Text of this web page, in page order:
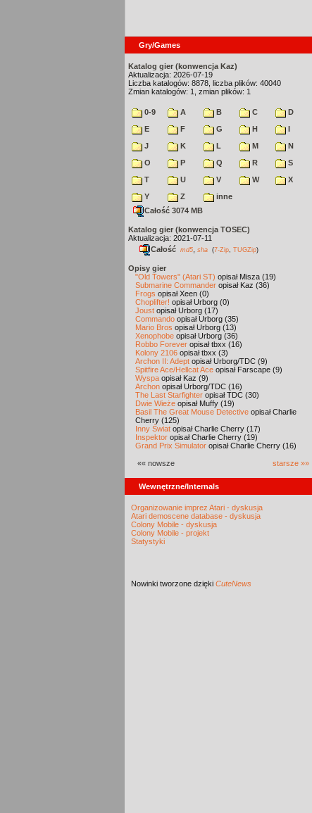
Gry/Games
Katalog gier (konwencja Kaz)
Aktualizacja: 2026-07-19
Liczba katalogów: 8878, liczba plików: 40040
Zmian katalogów: 1, zmian plików: 1
0-9 A B C
D
E
F G H
I
J
K L M
N
O
P Q R
S
T
U V W
X
Y
Z
inne
Całość 3074 MB
Katalog gier (konwencja TOSEC)
Aktualizacja: 2021-07-11
Całość md5 sha (7-Zip TUGZip)
Opisy gier
"Old Towers" (Atari ST) opisał Misza (19)
Submarine Commander opisał Kaz (36)
Frogs opisał Xeen (0)
Choplifter! opisał Urborg (0)
Joust opisał Urborg (17)
Commando opisał Urborg (35)
Mario Bros opisał Urborg (13)
Xenophobe opisał Urborg (36)
Robbo Forever opisał tbxx (16)
Kolony 2106 opisał tbxx (3)
Archon II: Adept opisał Urborg/TDC (9)
Spitfire Ace/Hellcat Ace opisał Farscape (9)
Wyspa opisał Kaz (9)
Archon opisał Urborg/TDC (16)
The Last Starfighter opisał TDC (30)
Dwie Wieże opisał Muffy (19)
Basil The Great Mouse Detective opisał Charlie
Cherry (125)
Inny Świat opisał Charlie Cherry (17)
Inspektor opisał Charlie Cherry (19)
Grand Prix Simulator opisał Charlie Cherry (16)
«« nowsze starsze »»
Wewnętrzne/Internals
Organizowanie imprez Atari - dyskusja
Atari demoscene database - dyskusja
Colony Mobile - dyskusja
Colony Mobile - projekt
Statystyki
Nowinki tworzone dzięki CuteNews